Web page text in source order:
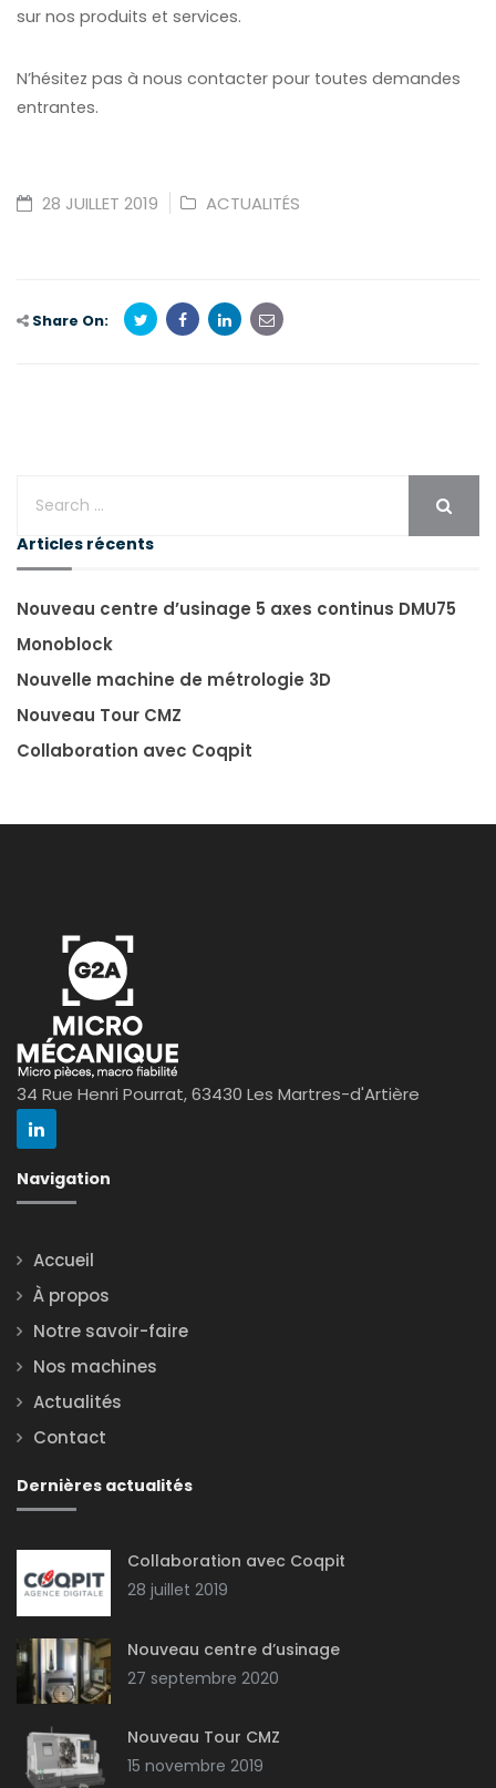
sur nos produits et services.
N’hésitez pas à nous contacter pour toutes demandes
entrantes.
28 JUILLET 2019 ACTUALITÉS
Share On:
Articles récents
Nouveau centre d’usinage 5 axes continus DMU75
Monoblock
Nouvelle machine de métrologie 3D
Nouveau Tour CMZ
Collaboration avec Coqpit
34 Rue Henri Pourrat, 63430 Les Martres-d'Artière
Navigation
Accueil
À propos
Notre savoir-faire
Nos machines
Actualités
Contact
Dernières actualités
Collaboration avec Coqpit
28 juillet 2019
Nouveau centre d’usinage
27 septembre 2020
Nouveau Tour CMZ
15 novembre 2019